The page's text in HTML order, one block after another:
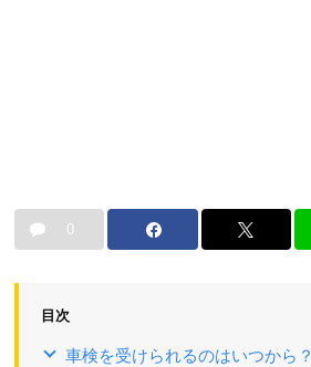
0
目次
車検を受けられるのはいつから？